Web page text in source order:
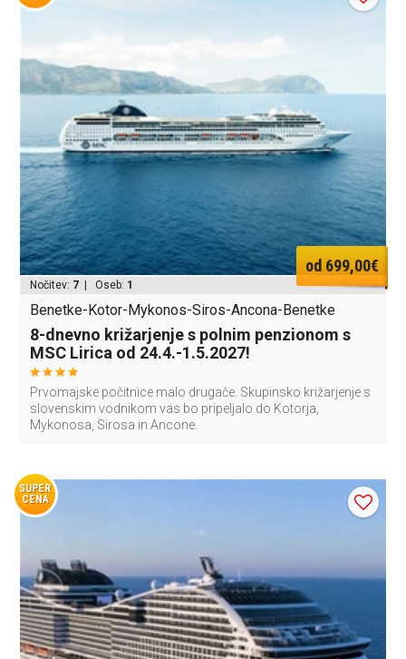
od 699,00€
Nočitev: 7 | Oseb: 1
Benetke-Kotor-Mykonos-Siros-Ancona-Benetke
8-dnevno križarjenje s polnim penzionom s
MSC Lirica od 24.4.-1.5.2027!
Prvomajske počitnice malo drugače. Skupinsko križarjenje s
slovenskim vodnikom vas bo pripeljalo do Kotorja,
Mykonosa, Sirosa in Ancone.
SUPER
CENA